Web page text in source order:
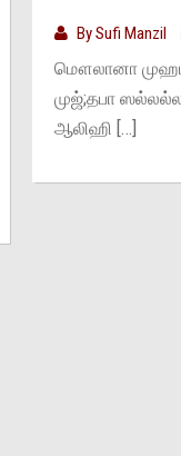
BySufi Manzil
மௌலானா
முஜ்;தபா
ஆலிஹி […]